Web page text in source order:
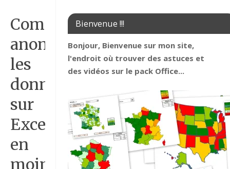
Comment
anonymiser
les
données
sur
Excel
en
moins
Bienvenue !!!
Bonjour, Bienvenue sur mon site,
l'endroit où trouver des astuces et
des vidéos sur le pack Office...